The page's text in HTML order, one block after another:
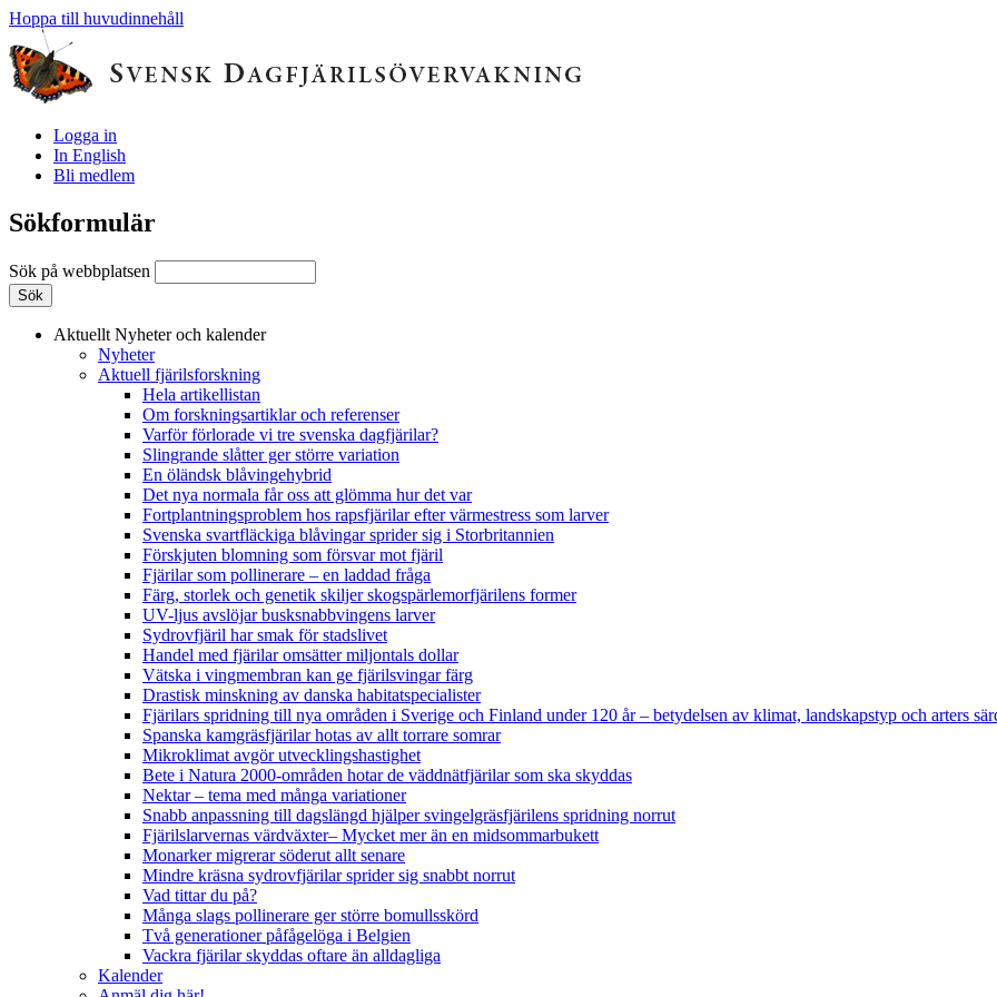
Hoppa till huvudinnehåll
Logga in
In English
Bli medlem
Sökformulär
Sök på webbplatsen
Aktuellt Nyheter och kalender
Nyheter
Aktuell fjärilsforskning
Hela artikellistan
Om forskningsartiklar och referenser
Varför förlorade vi tre svenska dagfjärilar?
Slingrande slåtter ger större variation
En öländsk blåvingehybrid
Det nya normala får oss att glömma hur det var
Fortplantningsproblem hos rapsfjärilar efter värmestress som larver
Svenska svartfläckiga blåvingar sprider sig i Storbritannien
Förskjuten blomning som försvar mot fjäril
Fjärilar som pollinerare – en laddad fråga
Färg, storlek och genetik skiljer skogspärlemorfjärilens former
UV-ljus avslöjar busksnabbvingens larver
Sydrovfjäril har smak för stadslivet
Handel med fjärilar omsätter miljontals dollar
Vätska i vingmembran kan ge fjärilsvingar färg
Drastisk minskning av danska habitatspecialister
Fjärilars spridning till nya områden i Sverige och Finland under 120 år– betydelsen av klimat, landskapstyp och arters
Spanska kamgräsfjärilar hotas av allt torrare somrar
Mikroklimat avgör utvecklingshastighet
Bete i Natura 2000-områden hotar de väddnätfjärilar som ska skyddas
Nektar – tema med många variationer
Snabb anpassning till dagslängd hjälper svingelgräsfjärilens spridning norrut
Fjärilslarvernas värdväxter– Mycket mer än en midsommarbukett
Monarker migrerar söderut allt senare
Mindre kräsna sydrovfjärilar sprider sig snabbt norrut
Vad tittar du på?
Många slags pollinerare ger större bomullsskörd
Två generationer påfågelöga i Belgien
Vackra fjärilar skyddas oftare än alldagliga
Kalender